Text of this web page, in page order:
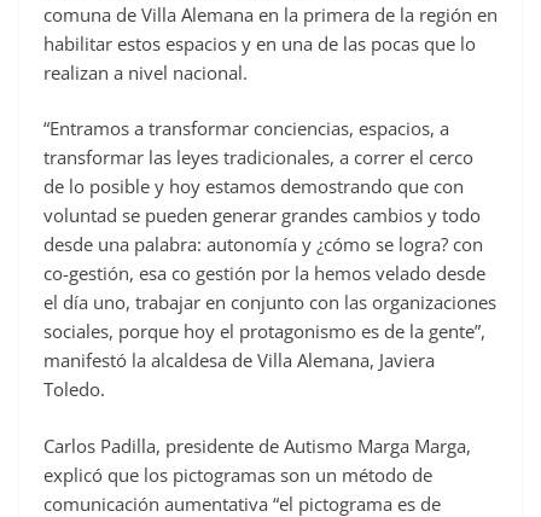
comuna de Villa Alemana en la primera de la región en
habilitar estos espacios y en una de las pocas que lo
realizan a nivel nacional.
“Entramos a transformar conciencias, espacios, a
transformar las leyes tradicionales, a correr el cerco
de lo posible y hoy estamos demostrando que con
voluntad se pueden generar grandes cambios y todo
desde una palabra: autonomía y ¿cómo se logra? con
co-gestión, esa co gestión por la hemos velado desde
el día uno, trabajar en conjunto con las organizaciones
sociales, porque hoy el protagonismo es de la gente”,
manifestó la alcaldesa de Villa Alemana, Javiera
Toledo.
Carlos Padilla, presidente de Autismo Marga Marga,
explicó que los pictogramas son un método de
comunicación aumentativa “el pictograma es de